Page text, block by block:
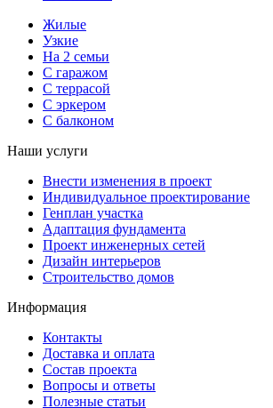
Жилые
Узкие
На 2 семьи
С гаражом
С террасой
С эркером
С балконом
Наши услуги
Внести изменения в проект
Индивидуальное проектирование
Генплан участка
Адаптация фундамента
Проект инженерных сетей
Дизайн интерьеров
Строительство домов
Информация
Контакты
Доставка и оплата
Состав проекта
Вопросы и ответы
Полезные статьи